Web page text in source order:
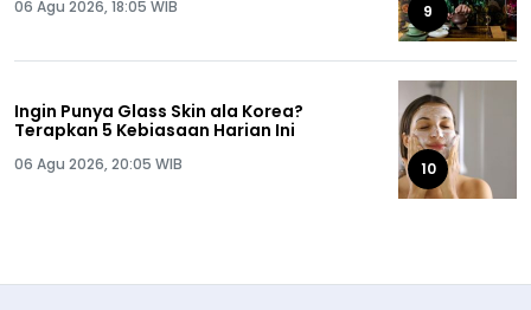
06 Agu 2026, 18:05 WIB 9
Ingin Punya Glass Skin ala Korea?
Terapkan 5 Kebiasaan Harian Ini
06 Agu 2026, 20:05 WIB 10